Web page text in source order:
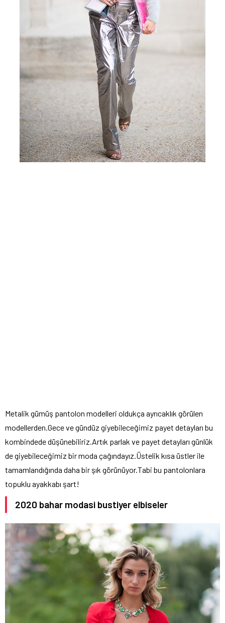
Metalik gümüş pantolon modelleri oldukça ayrıcaklık görülen
modellerden.Gece ve gündüz giyebileceğimiz payet detayları bu
kombindede düşünebiliriz.Artık parlak ve payet detayları günlük
de giyebileceğimiz bir moda çağındayız.Üstelik kısa üstler ile
tamamlandığında daha bir şık görünüyor.Tabi bu pantolonlara
topuklu ayakkabı şart!
2020 bahar modasi bustiyer elbiseler